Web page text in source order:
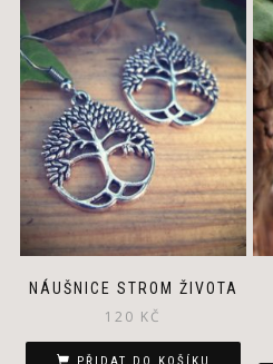
NÁUŠNICE STROM ŽIVOTA
120 KČ
PŘIDAT DO KOŠÍKU